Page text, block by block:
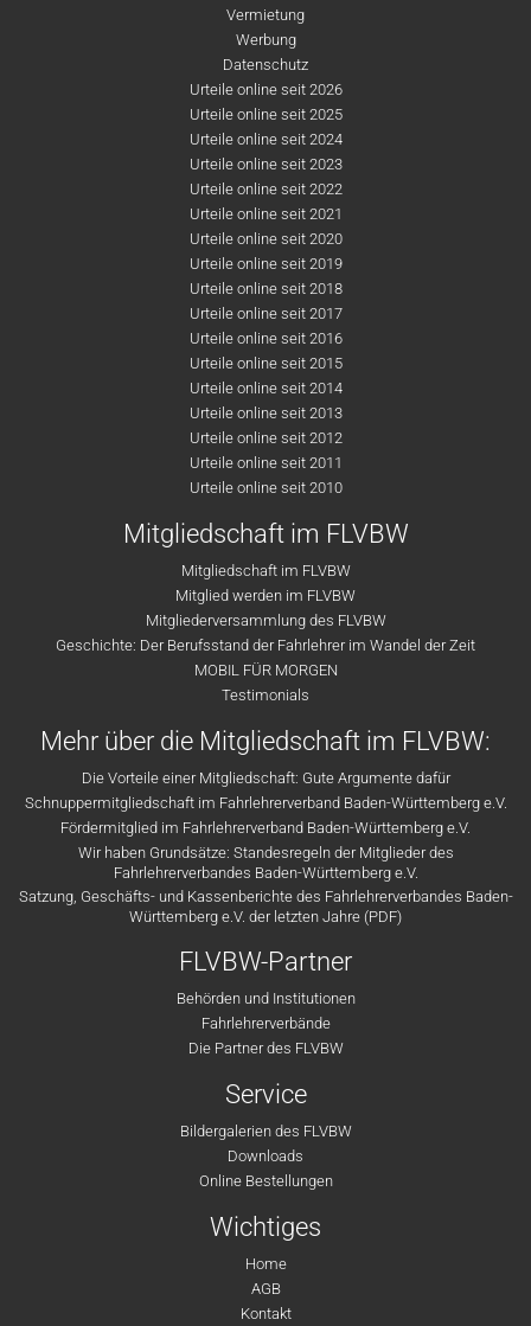
Vermietung
Werbung
Datenschutz
Urteile online seit 2026
Urteile online seit 2025
Urteile online seit 2024
Urteile online seit 2023
Urteile online seit 2022
Urteile online seit 2021
Urteile online seit 2020
Urteile online seit 2019
Urteile online seit 2018
Urteile online seit 2017
Urteile online seit 2016
Urteile online seit 2015
Urteile online seit 2014
Urteile online seit 2013
Urteile online seit 2012
Urteile online seit 2011
Urteile online seit 2010
Mitgliedschaft im FLVBW
Mitgliedschaft im FLVBW
Mitglied werden im FLVBW
Mitgliederversammlung des FLVBW
Geschichte: Der Berufsstand der Fahrlehrer im Wandel der Zeit
MOBIL FÜR MORGEN
Testimonials
Mehr über die Mitgliedschaft im FLVBW:
Die Vorteile einer Mitgliedschaft: Gute Argumente dafür
Schnuppermitgliedschaft im Fahrlehrerverband Baden-Württemberg e.V.
Fördermitglied im Fahrlehrerverband Baden-Württemberg e.V.
Wir haben Grundsätze: Standesregeln der Mitglieder des
Fahrlehrerverbandes Baden-Württemberg e.V.
Satzung, Geschäfts- und Kassenberichte des Fahrlehrerverbandes Baden-
Württemberg e.V. der letzten Jahre (PDF)
FLVBW-Partner
Behörden und Institutionen
Fahrlehrerverbände
Die Partner des FLVBW
Service
Bildergalerien des FLVBW
Downloads
Online Bestellungen
Wichtiges
Home
AGB
Kontakt